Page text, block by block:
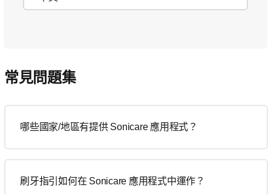
常見問題集
哪些國家/地區有提供 Sonicare 應用程式？
刷牙指引如何在 Sonicare 應用程式中運作？